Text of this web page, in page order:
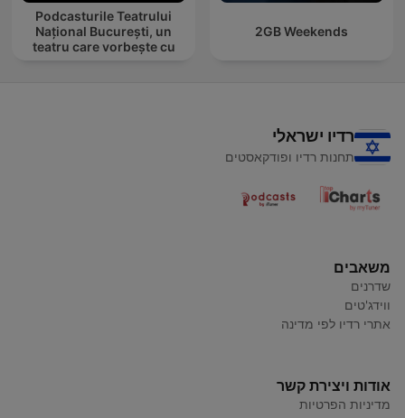
2GB Weekends
Podcasturile Teatrului
Național București, un
teatru care vorbește cu
רדיו ישראלי
תחנות רדיו ופודקאסטים
משאבים
שדרנים
ווידג'טים
אתרי רדיו לפי מדינה
אודות ויצירת קשר
מדיניות הפרטיות